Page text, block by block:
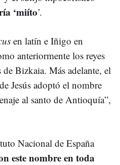
‘miíto’.
en latín e Iñigo en
anteriormente los reyes
Bizkaia. Más adelante, el
Jesús adoptó el nombre
al santo de Antioquía”,
Nacional de España
este nombre en toda